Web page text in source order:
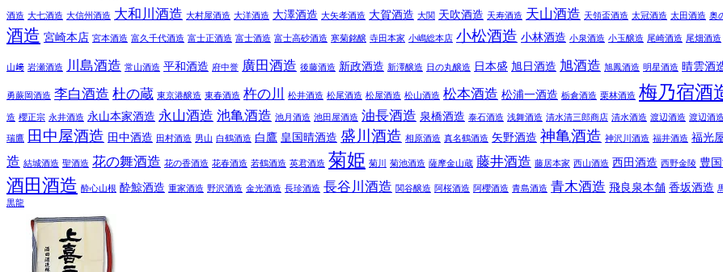
酒造 大七酒造 大信州酒造 大和川酒造 大村屋酒造 大洋酒造 大澤酒造 大矢孝酒造 大賀酒造 大関 天吹酒造 天寿酒造 天山酒造 天領盃酒造 太冠酒造 太田酒造 奥
酒造 宮崎本店 宮本酒造 富久千代酒造 富士正酒造 富士酒造 富士高砂酒造 寒菊銘醸 寺田本家 小嶋総本店 小松酒造 小林酒造 小泉酒造 小玉醸造 尾崎酒造 尾畑酒造
山﨑 岩瀬酒造 川島酒造 常山酒造 平和酒造 府中誉 廣田酒造 後藤酒造 新政酒造 新澤醸造 日の丸醸造 日本盛 旭日酒造 旭酒造 旭鳳酒造 明星酒造 晴雲酒
勇蕨岡酒造 李白酒造 杜の蔵 東京港醸造 東春酒造 杵の川 松井酒造 松尾酒造 松屋酒造 松山酒造 松本酒造 松浦一酒造 栃倉酒造 栗林酒造 梅乃宿酒
造 櫻正宗 永井酒造 永山本家酒造 永山酒造 池亀酒造 池月酒造 池田屋酒造 油長酒造 泉橋酒造 泰石酒造 浅舞酒造 清水清三郎商店 清水酒造 渡辺酒造 渡辺酒
瑞鷹 田中屋酒造 田中酒造 田村酒造 男山 白鶴酒造 白鷹 皇国晴酒造 盛川酒造 相原酒造 真名鶴酒造 矢野酒造 神亀酒造 神沢川酒造 福井酒造 福光
造 結城酒造 聖酒造 花の舞酒造 花の香酒造 花春酒造 若鶴酒造 英君酒造 菊姫 菊川 菊池酒造 薩摩金山蔵 藤井酒造 藤居本家 西山酒造 西田酒造 西野金陵 豊
酒田酒造 酔心山根 酔鯨酒造 重家酒造 野沢酒造 金光酒造 長珍酒造 長谷川酒造 関谷醸造 阿桜酒造 阿櫻酒造 青島酒造 青木酒造 飛良泉本舗 香坂酒造
黒龍